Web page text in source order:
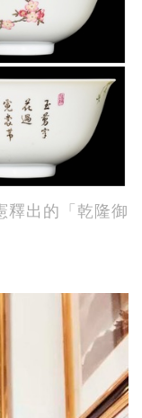
釋出的「乾隆御